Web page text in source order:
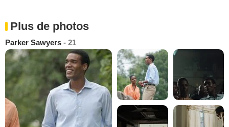
Plus de photos
Parker Sawyers - 21